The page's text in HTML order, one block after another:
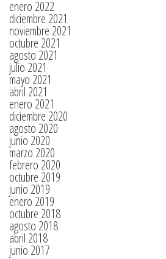
enero 2022
diciembre 2021
noviembre 2021
octubre 2021
agosto 2021
julio 2021
mayo 2021
abril 2021
enero 2021
diciembre 2020
agosto 2020
junio 2020
marzo 2020
febrero 2020
octubre 2019
junio 2019
enero 2019
octubre 2018
agosto 2018
abril 2018
junio 2017